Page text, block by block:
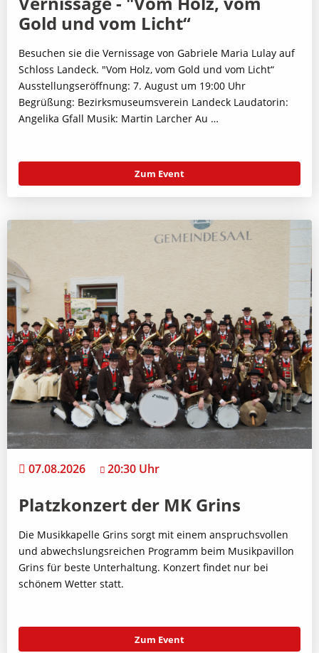
Gold und vom Licht“
Besuchen sie die Vernissage von Gabriele Maria Lulay auf
Schloss Landeck. "Vom Holz, vom Gold und vom Licht“
Ausstellungseröffnung: 7. August um 19:00 Uhr
Begrüßung: Bezirksmuseumsverein Landeck Laudatorin:
Angelika Gfall Musik: Martin Larcher Au …
Zum Event
07.08.2026 20:30 Uhr
Platzkonzert der MK Grins
Die Musikkapelle Grins sorgt mit einem anspruchsvollen
und abwechslungsreichen Programm beim Musikpavillon
Grins für beste Unterhaltung. Konzert findet nur bei
schönem Wetter statt.
Zum Event